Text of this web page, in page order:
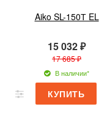
Aiko SL-150Т EL
15 032 ₽
17 685 ₽
В наличии*